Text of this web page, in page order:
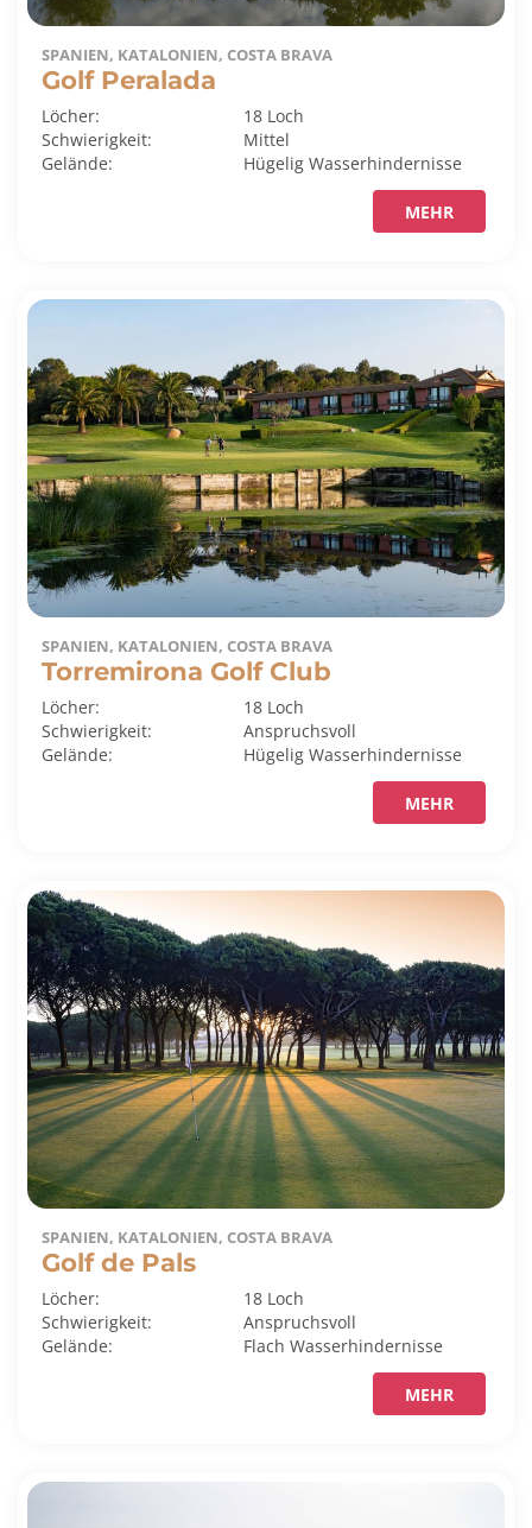
SPANIEN, KATALONIEN, COSTA BRAVA
Golf Peralada
Löcher:
18 Loch
Schwierigkeit:
Mittel
Gelände:
HügeligWasserhindernisse
MEHR
SPANIEN, KATALONIEN, COSTA BRAVA
Torremirona Golf Club
Löcher:
18 Loch
Schwierigkeit:
Anspruchsvoll
Gelände:
HügeligWasserhindernisse
MEHR
SPANIEN, KATALONIEN, COSTA BRAVA
Golf de Pals
Löcher:
18 Loch
Schwierigkeit:
Anspruchsvoll
Gelände:
FlachWasserhindernisse
MEHR